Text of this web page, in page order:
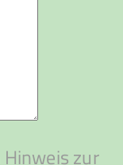
Hinweis zur